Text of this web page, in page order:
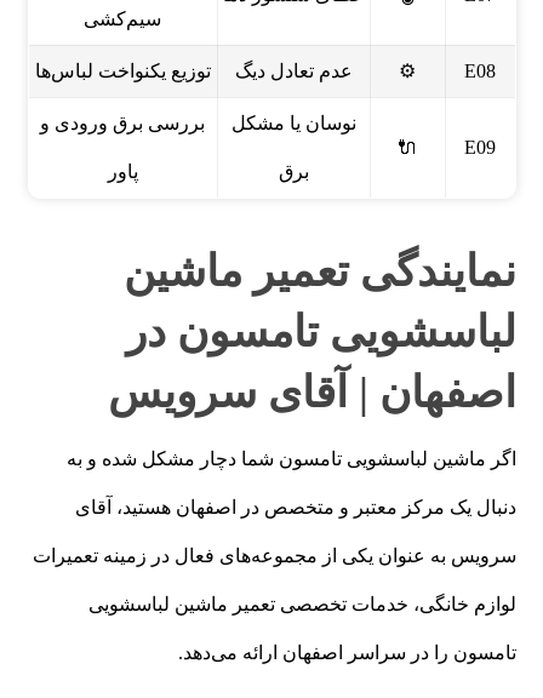
سیم‌کشی
E08
⚙️ عدم تعادل دیگ توزیع یکنواخت لباس‌ها
E09
🔌
نوسان یا مشکل
برق
بررسی برق ورودی و
پاور
نمایندگی تعمیر ماشین
لباسشویی تامسون در
اصفهان | آقای سرویس
اگر ماشین لباسشویی تامسون شما دچار مشکل شده و به
دنبال یک مرکز معتبر و متخصص در اصفهان هستید، آقای
سرویس به عنوان یکی از مجموعه‌های فعال در زمینه تعمیرات
لوازم خانگی، خدمات تخصصی تعمیر ماشین لباسشویی
تامسون را در سراسر اصفهان ارائه می‌دهد.